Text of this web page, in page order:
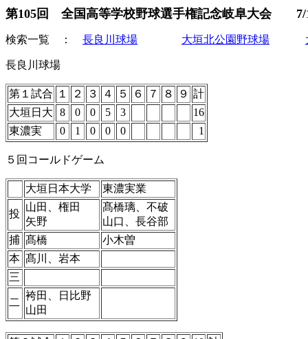
第105回 全国高等学校野球選手権記念岐阜大会 7/
検索一覧 ： 長良川球場 大垣北公園野球場
長良川球場
第１試合 １ ２ ３ ４ ５ ６ ７ ８ ９ 計
大垣日大
8 0 0 5 3
16
東濃実
0 1 0 0 0 1
５回コールドゲーム
大垣日本大学 東濃実業
投
山田、権田
矢野
髙橋璃、不破
山口、長谷部
捕 髙橋
小木曽
本 髙川、岩本
三
二
袴田、日比野
山田